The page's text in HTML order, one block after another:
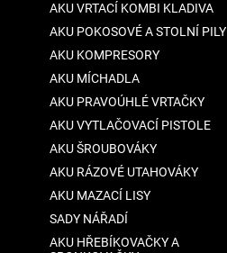
AKU VRTACÍ KOMBI KLADIVA
AKU POKOSOVÉ A STOLNÍ PILY
AKU KOMPRESORY
AKU MÍCHADLA
AKU PRAVOÚHLÉ VRTAČKY
AKU VYTLAČOVACÍ PISTOLE
AKU ŠROUBOVÁKY
AKU RÁZOVÉ UTAHOVÁKY
AKU MAZACÍ LISY
SADY NÁŘADÍ
AKU HŘEBÍKOVAČKY A